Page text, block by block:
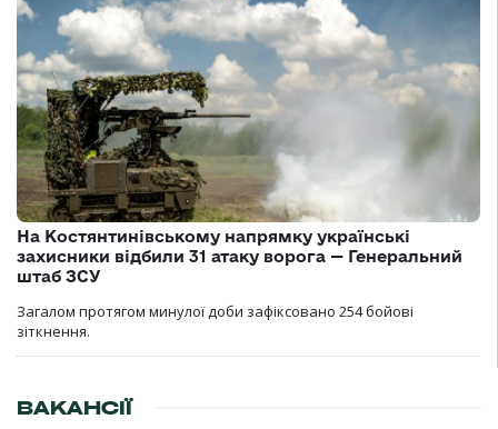
На Костянтинівському напрямку українські
захисники відбили 31 атаку ворога — Генеральний
штаб ЗСУ
Загалом протягом минулої доби зафіксовано 254 бойові
зіткнення.
ВАКАНСІЇ